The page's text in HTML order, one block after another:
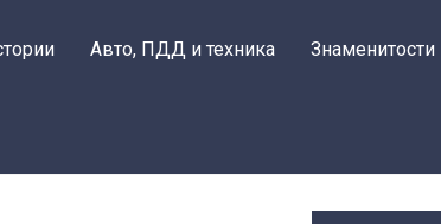
Авто, ПДД и техника Знаменитости